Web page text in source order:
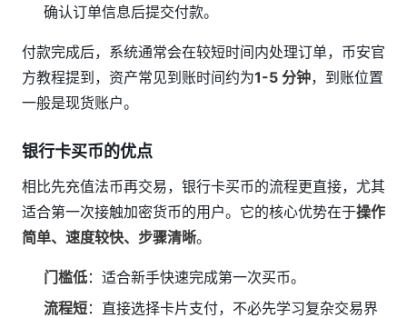
确认订单信息后提交付款。
付款完成后，系统通常会在较短时间内处理订单，币安官
方教程提到，资产常见到账时间约为1-5 分钟，到账位置
一般是现货账户。
银行卡买币的优点
相比先充值法币再交易，银行卡买币的流程更直接，尤其
适合第一次接触加密货币的用户。它的核心优势在于操作
简单、速度较快、步骤清晰。
门槛低：适合新手快速完成第一次买币。
流程短：直接选择卡片支付，不必先学习复杂交易界